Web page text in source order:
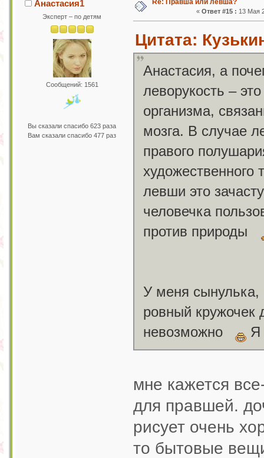
Анастасия1
Эксперт – по детям
Сообщений: 1561
Вы сказали спасибо 623 раза
Вам сказали спасибо 477 раз
Re: Правша или левша?
«Ответ #15 : 13 Мая
Цитата:
Анастасия, а
леворукость –
организма,
мозга. В случае
правого
художественного
левши это
человечка
против природы
У меня сынулька,
ровный кружочек
невозможно
Я
мне кажется
для правшей.
рисует очень
то бытовые